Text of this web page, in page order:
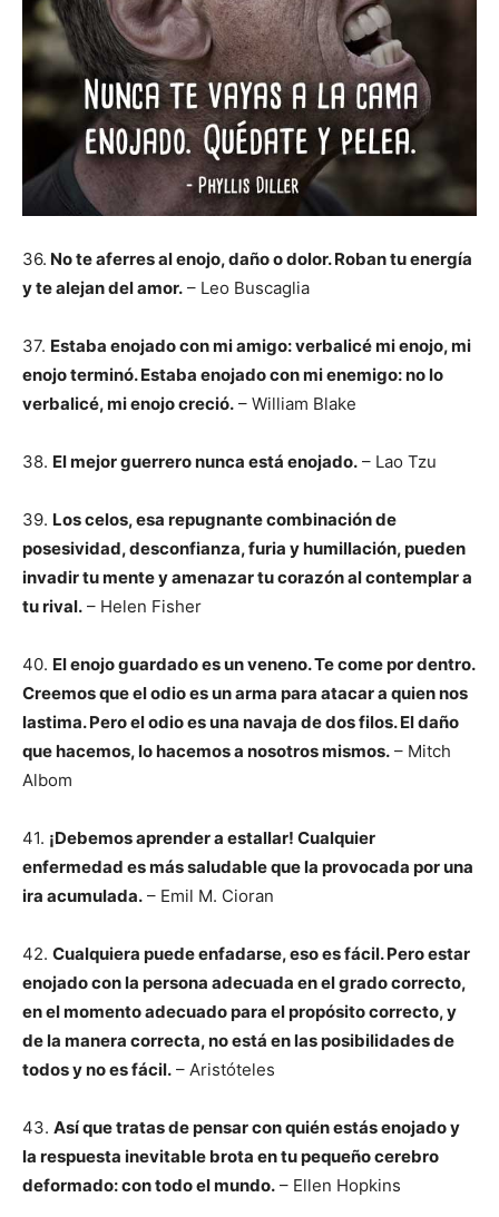
36. No te aferres al enojo, daño o dolor. Roban tu energía
y te alejan del amor. – Leo Buscaglia
37. Estaba enojado con mi amigo: verbalicé mi enojo, mi
enojo terminó. Estaba enojado con mi enemigo: no lo
verbalicé, mi enojo creció. – William Blake
38. El mejor guerrero nunca está enojado. – Lao Tzu
39. Los celos, esa repugnante combinación de
posesividad, desconfianza, furia y humillación, pueden
invadir tu mente y amenazar tu corazón al contemplar a
tu rival. – Helen Fisher
40. El enojo guardado es un veneno. Te come por dentro.
Creemos que el odio es un arma para atacar a quien nos
lastima. Pero el odio es una navaja de dos filos. El daño
que hacemos, lo hacemos a nosotros mismos. – Mitch
Albom
41. ¡Debemos aprender a estallar! Cualquier
enfermedad es más saludable que la provocada por una
ira acumulada. – Emil M. Cioran
42. Cualquiera puede enfadarse, eso es fácil. Pero estar
enojado con la persona adecuada en el grado correcto,
en el momento adecuado para el propósito correcto, y
de la manera correcta, no está en las posibilidades de
todos y no es fácil. – Aristóteles
43. Así que tratas de pensar con quién estás enojado y
la respuesta inevitable brota en tu pequeño cerebro
deformado: con todo el mundo. – Ellen Hopkins